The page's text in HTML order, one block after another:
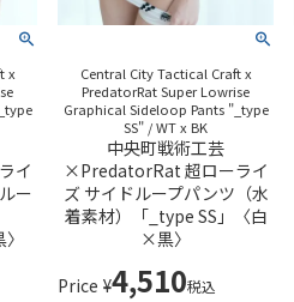
x
イ
ー
Central City Tactical Craft x
PredatorRat Super Lowrise
Graphical Sideloop Pants "_type
SS" / WT x BK
中央町戦術工芸
×PredatorRat 超ローライ
ズ サイドループパンツ（水
着素材）「_type SS」〈白
×黒〉
Price ¥4,510税込